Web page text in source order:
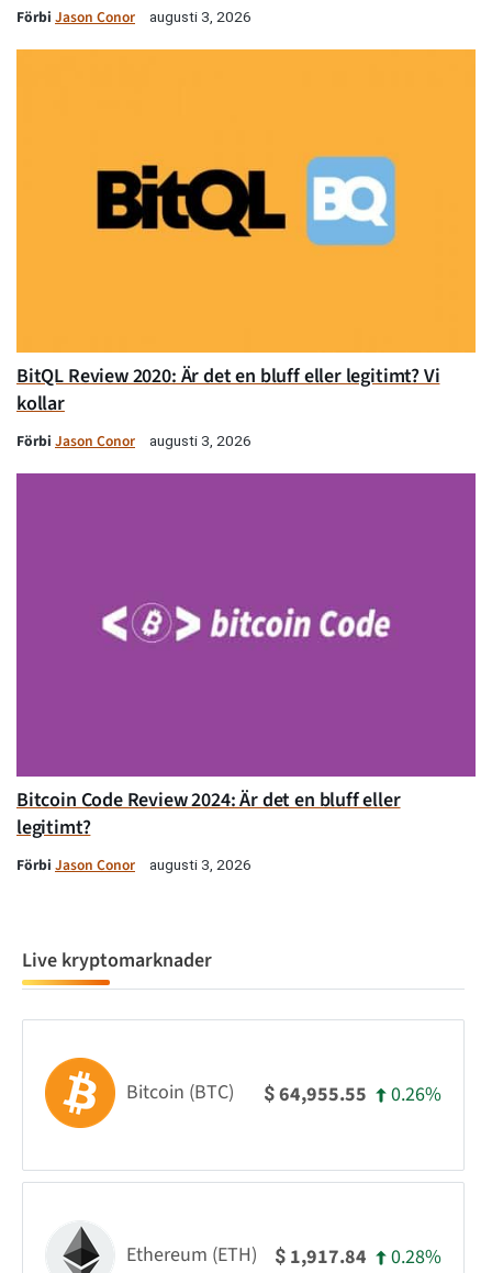
Förbi Jason Conor augusti 3, 2026
BitQL Review 2020: Är det en bluff eller legitimt? Vi
kollar
Förbi Jason Conor augusti 3, 2026
Bitcoin Code Review 2024: Är det en bluff eller
legitimt?
Förbi Jason Conor augusti 3, 2026
Live kryptomarknader
Bitcoin (BTC) $64,955.55 0.26%
Ethereum (ETH) $ 1,917.84 0.28%